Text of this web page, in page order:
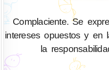
Complaciente. Se
intereses opuestos y en
la